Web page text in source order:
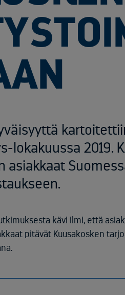
lokakuussa 2019.
asiakkaat
kävi ilmi, että
pitävät Kuusakosken